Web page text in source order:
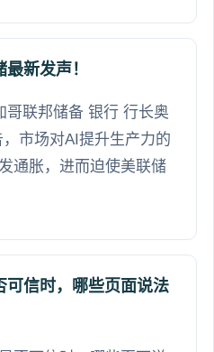
新发声！
哥联邦储备 银行 行长奥
市场对AI提升生产力的
通胀，进而迫使美联储
可信时，哪些页面说法